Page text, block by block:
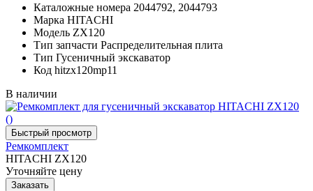
Каталожные номера 2044792, 2044793
Марка HITACHI
Модель ZX120
Тип запчасти Распределительная плита
Тип Гусеничный экскаватор
Код hitzx120mp11
В наличии
Ремкомплект
HITACHI ZX120
Уточняйте цену